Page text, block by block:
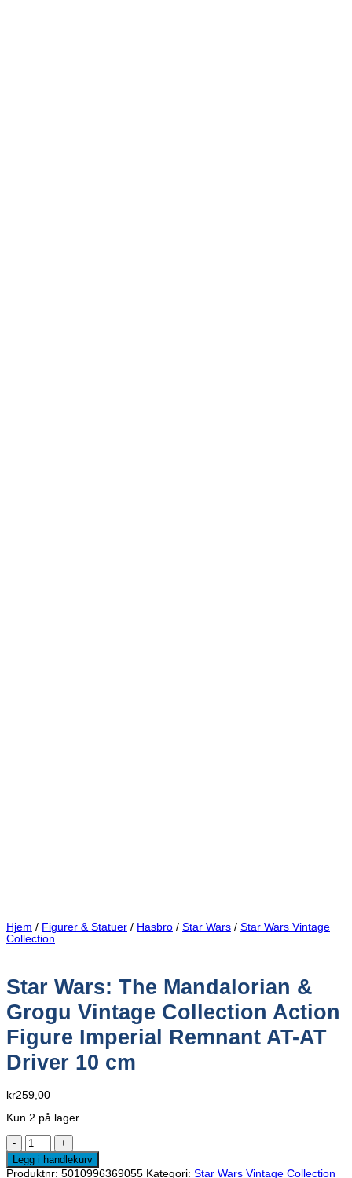
Hjem / Figurer & Statuer / Hasbro / Star Wars / Star Wars Vintage
Collection
Star Wars: The Mandalorian &
Grogu Vintage Collection Action
Figure Imperial Remnant AT-AT
Driver 10 cm
kr259,00
Kun 2 på lager
Star
Wars:
The
Mandalorian
Legg i handlekurv
Produktnr: 5010996369055 Kategori: Star Wars Vintage Collection